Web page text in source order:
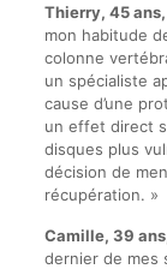
Thierry, 45
mon habitude
colonne
un spécialiste
cause d’une
un effet direct
disques plus
décision de
récupération. »
Camille, 39
dernier de mes